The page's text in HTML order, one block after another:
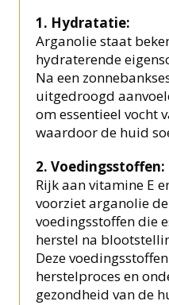
1. Hydratatie:
Arganolie staat
hydraterende
Na een
uitgedroogd
om essentieel vocht
waardoor de huid
2. Voedingsstoffen:
Rijk aan vitamine E
voorziet arganolie
voedingsstoffen die
herstel na
Deze
herstelproces en
gezondheid van de